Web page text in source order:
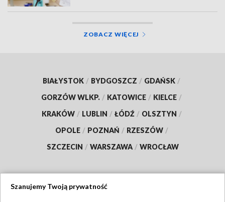
ZOBACZ WIĘCEJ
BIAŁYSTOK / BYDGOSZCZ / GDAŃSK /
GORZÓW WLKP. / KATOWICE / KIELCE /
KRAKÓW / LUBLIN / ŁÓDŹ / OLSZTYN /
OPOLE / POZNAŃ / RZESZÓW /
SZCZECIN / WARSZAWA / WROCŁAW
Szanujemy Twoją prywatność